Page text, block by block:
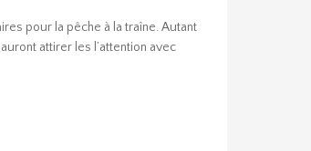
pour la pêche à la traîne. Autant
attirer les l’attention avec